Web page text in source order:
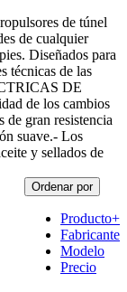
de túnel
de cualquier
Diseñados para
técnicas de las
DE
de los cambios
de gran resistencia
suave.- Los
y sellados de
Ordenar por
Producto+
Fabricante
Modelo
Precio